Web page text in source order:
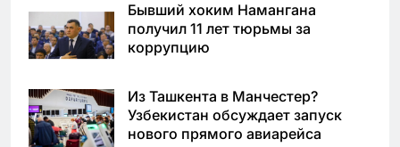
Бывший хоким Намангана
получил 11 лет тюрьмы за
коррупцию
Из Ташкента в Манчестер?
Узбекистан обсуждает запуск
нового прямого авиарейса